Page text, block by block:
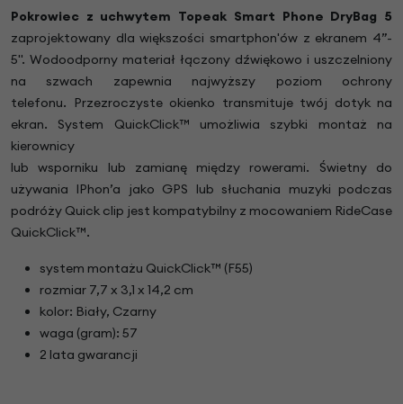
Pokrowiec z uchwytem Topeak Smart Phone DryBag 5
zaprojektowany dla większości smartphon'ów z ekranem 4”-
5''. Wodoodporny materiał łączony dźwiękowo i uszczelniony
na szwach zapewnia najwyższy poziom ochrony
telefonu. Przezroczyste okienko transmituje twój dotyk na
ekran. System QuickClick™ umożliwia szybki montaż na
kierownicy
lub wsporniku lub zamianę między rowerami. Świetny do
używania IPhon’a jako GPS lub słuchania muzyki podczas
podróży Quick clip jest kompatybilny z mocowaniem RideCase
QuickClick™.
system montażu QuickClick™ (F55)
rozmiar 7,7 x 3,1 x 14,2 cm
kolor: Biały, Czarny
waga (gram): 57
2 lata gwarancji